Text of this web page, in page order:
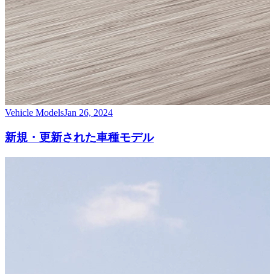
Vehicle ModelsJan 26, 2024
新規・更新された車種モデル